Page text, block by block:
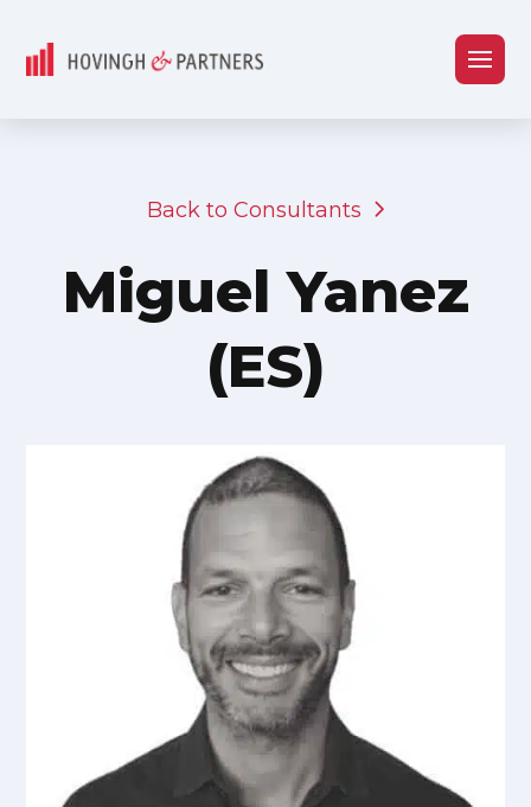
Back to Consultants
Miguel Yanez
(ES)